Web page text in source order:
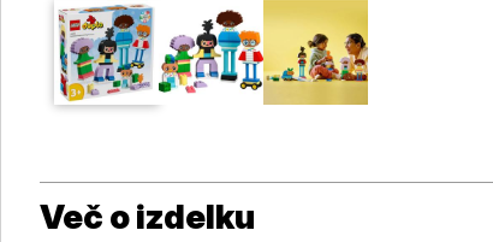
Več o izdelku